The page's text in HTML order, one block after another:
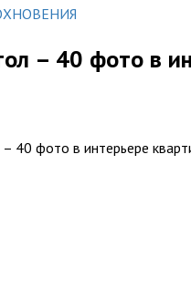
– 40 фото в
40 фото в интерьере